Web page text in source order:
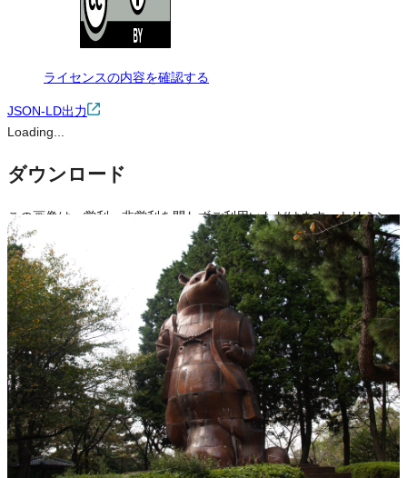
ライセンスの内容を確認する
JSON-LD出力
Loading...
ダウンロード
この画像は、営利・非営利を問わずご利用いただけます。トリミン
グ・色変更などの改変も可能です。クレジット表記は必須です。
※本サイトの利用規約 も適用されます。
営利利用
可
改変
可
クレジット表記
必須